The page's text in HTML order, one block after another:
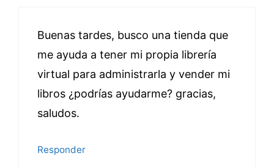
Buenas tardes, busco una tienda que
me ayuda a tener mi propia librería
virtual para administrarla y vender mi
libros ¿podrías ayudarme? gracias,
saludos.
Responder